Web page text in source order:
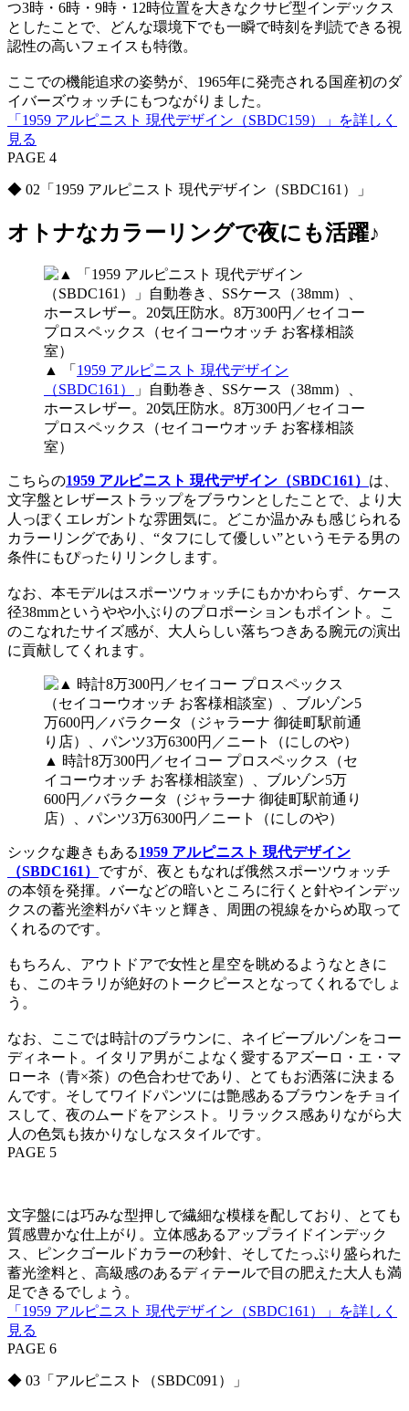
つ3時・6時・9時・12時位置を大きなクサビ型インデックス
としたことで、どんな環境下でも一瞬で時刻を判読できる視
認性の高いフェイスも特徴。
ここでの機能追求の姿勢が、1965年に発売される国産初のダ
イバーズウォッチにもつながりました。
「1959 アルピニスト 現代デザイン（SBDC159）」を詳しく
見る
PAGE 4
◆ 02「1959 アルピニスト 現代デザイン（SBDC161）」
オトナなカラーリングで夜にも活躍♪
▲ 「 1959 アルピニスト 現代デザイン
（SBDC161）
」自動巻き、SSケース（38mm）、
ホースレザー。20気圧防水。8万300円／セイコー
プロスペックス（セイコーウオッチ お客様相談
室）
こちらの1959 アルピニスト 現代デザイン（SBDC161） は、
文字盤とレザーストラップをブラウンとしたことで、より大
人っぽくエレガントな雰囲気に。どこか温かみも感じられる
カラーリングであり、“タフにして優しい”というモテる男の
条件にもぴったりリンクします。
なお、本モデルはスポーツウォッチにもかかわらず、ケース
径38mmというやや小ぶりのプロポーションもポイント。こ
のこなれたサイズ感が、大人らしい落ちつきある腕元の演出
に貢献してくれます。
▲ 時計8万300円／セイコー プロスペックス（セ
イコーウオッチ お客様相談室）、ブルゾン5万
600円／バラクータ（ジャラーナ 御徒町駅前通り
店）、パンツ3万6300円／ニート（にしのや）
シックな趣きもある1959 アルピニスト 現代デザイン
（SBDC161） ですが、夜ともなれば俄然スポーツウォッチ
の本領を発揮。バーなどの暗いところに行くと針やインデッ
クスの蓄光塗料がバキッと輝き、周囲の視線をからめ取って
くれるのです。
もちろん、アウトドアで女性と星空を眺めるようなときに
も、このキラリが絶好のトークピースとなってくれるでしょ
う。
なお、ここでは時計のブラウンに、ネイビーブルゾンをコー
ディネート。イタリア男がこよなく愛するアズーロ・エ・マ
ローネ（青×茶）の色合わせであり、とてもお洒落に決まる
んです。そしてワイドパンツには艶感あるブラウンをチョイ
スして、夜のムードをアシスト。リラックス感ありながら大
人の色気も抜かりなしなスタイルです。
PAGE 5
文字盤には巧みな型押しで繊細な模様を配しており、とても
質感豊かな仕上がり。立体感あるアップライドインデック
ス、ピンクゴールドカラーの秒針、そしてたっぷり盛られた
蓄光塗料と、高級感のあるディテールで目の肥えた大人も満
足できるでしょう。
「1959 アルピニスト 現代デザイン（SBDC161）」を詳しく
見る
PAGE 6
◆ 03「アルピニスト（SBDC091）」